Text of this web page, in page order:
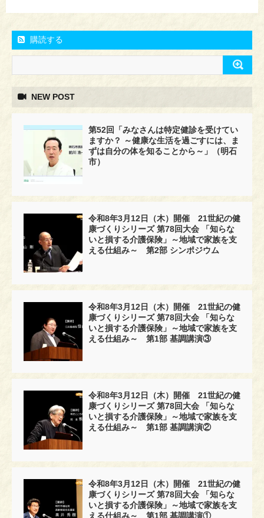
購読する
NEW POST
第52回「みなさんは特定健診を受けてい
ますか？ ～健康な生活を過ごすには、ま
ずは自分の体を知ることから～」（明石
市）
令和8年3月12日（木）開催 21世紀の健
康づくりシリーズ 第78回大会 「知らな
いと損する介護保険」～地域で家族を支
える仕組み～ 第2部 シンポジウム
令和8年3月12日（木）開催 21世紀の健
康づくりシリーズ 第78回大会 「知らな
いと損する介護保険」～地域で家族を支
える仕組み～ 第1部 基調講演③
令和8年3月12日（木）開催 21世紀の健
康づくりシリーズ 第78回大会 「知らな
いと損する介護保険」～地域で家族を支
える仕組み～ 第1部 基調講演②
令和8年3月12日（木）開催 21世紀の健
康づくりシリーズ 第78回大会 「知らな
いと損する介護保険」～地域で家族を支
える仕組み～ 第1部 基調講演①